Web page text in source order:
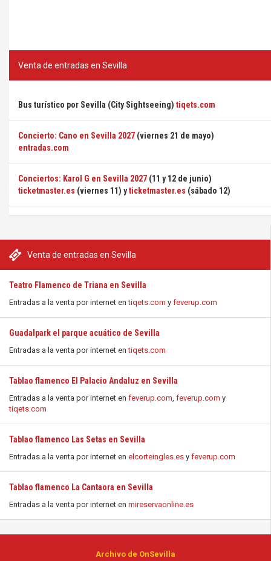
Venta de entradas en Sevilla
Teatro Flamenco de Triana en Sevilla
Entradas a la venta por internet entiqets.com y feverup.com
Guadalpark el parque acuático de Sevilla
Entradas a la venta por internet entiqets.com
Tablao flamenco El Palacio Andaluz en Sevilla
Entradas a la venta por internet en feverup.com, feverup.com y
tiqets.com
Tablao flamenco Las Setas en Sevilla
Entradas a la venta por internet en elcorteingles.es y feverup.com
Tablao flamenco La Cantaora en Sevilla
Entradas a la venta por internet en mireservaonline.es
Venta de entradas en Sevilla
Bus turístico por Sevilla (City Sightseeing) tiqets.com
Concierto: Cano en Sevilla 2027 (viernes 21 de mayo)
entradas.com
Conciertos: Karol G en Sevilla 2027 (11 y 12 de junio)
ticketmaster.es (viernes 11) yticketmaster.es (sábado 12)
Archivo de OnSevilla